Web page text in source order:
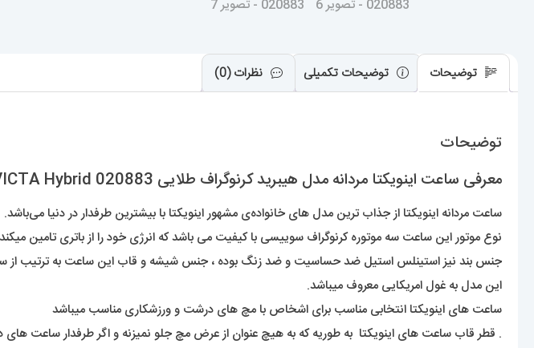
توضیحات توضیحات تکمیلی نظرات (0)
توضیحات
معرفی ساعت اینویکتا مردانه مدل هیبرید کرنوگراف طلایی INVICTA Hybrid 020883
ساعت مردانه اینویکتا از جذاب ترین مدل های خانواده‌ی مشهور اینویکتا با بیشترین طرفدار در دنیا می‌باشد.
نوع موتور این ساعت سه موتوره کرنوگراف سوییسی با کیفیت می باشد که انرژی خود را از باتری تامین
جنس بند نیز استینلس استیل ضد حساسیت و ضد زنگ بوده ، جنس شیشه و قاب این ساعت به ترتیب
این مدل به غول امریکایی معروف میباشد.
ساعت های اینویکتا انتخابی مناسب برای اشخاص با مچ های درشت و ورزشکاری مناسب میباشد
. قطر قاب ساعت های اینویکتا به طوریه که به هیچ عنوان از عرض مچ جلو نمیزنه و اگر طرفدار ساعت